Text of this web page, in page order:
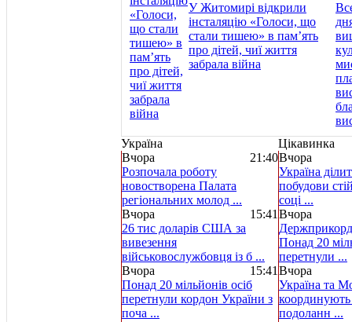
У Житомирі відкрили
інсталяцію «Голоси, що
стали тишею» в пам’ять
про дітей, чиї життя
забрала війна
Україна
Цікавинка
Вчора
21:40
Розпочала роботу
новостворена Палата
регіональних молод ...
Вчора
15:41
26 тис доларів США за
вивезення
військовослужбовця із б ...
Вчора
15:41
Понад 20 мільйонів осіб
перетнули кордон України з
поча ...
Вчора
Україна
побудови
соці ...
Вчора
Понад 20
перетнули ...
Вчора
Україна та
координують
подоланн ...